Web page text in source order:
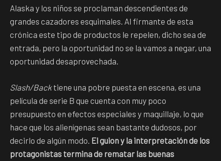
Alaska y los niños se proclaman descendientes de
grandes cazadores esquimales. Al firmante de esta
crónica este tipo de productos le repelen, dicho sea de
entrada, pero la oportunidad no se la vamos a negar, una
oportunidad desaprovechada.
Slash/Backtiene una pobre puesta en escena, es una
película de serie B que cuenta con muy poco
presupuesto en efectos especiales y maquillaje, lo que
hace que los alienígenas sean bastante dudosos, por
decirlo de algún modo. El guion y la interpretación de los
protagonistas termina de rematar las buenas